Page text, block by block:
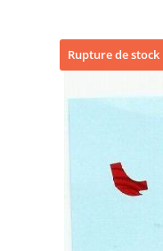
Rupture de stock